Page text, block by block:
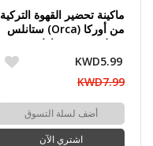
ماكينة تحضير القهوة التركية
من أوركا (Orca) ستانلس
ستيل – 1000 واط
KWD5.99
KWD7.99
أضف لسلة التسوق
اشتري الآن